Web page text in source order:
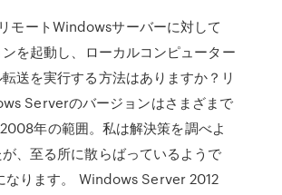
モートWindowsサーバーに対して
を起動し、ローカルコンピューター
送を実行する方法はありますか？リ
Serverのバージョンはさまざまで
年の範囲。私は解決策を調べよ
、至る所に散らばっているようで
なります。 Windows Server 2012